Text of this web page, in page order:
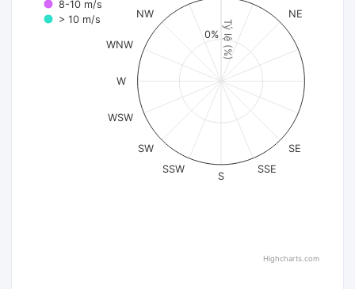
Tỷ lệ (%)
8-10 m/s
> 10 m/s
NE
SE
SSE
S
SSW
SW
WSW
W
WNW
NW
0%
Highcharts.com